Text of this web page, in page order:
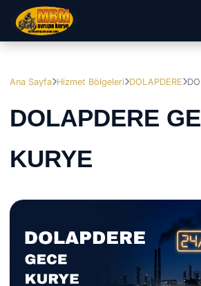
Ana Sayfa Hizmet Bölgeleri DOLAPDERE
DOLAPDERE
KURYE